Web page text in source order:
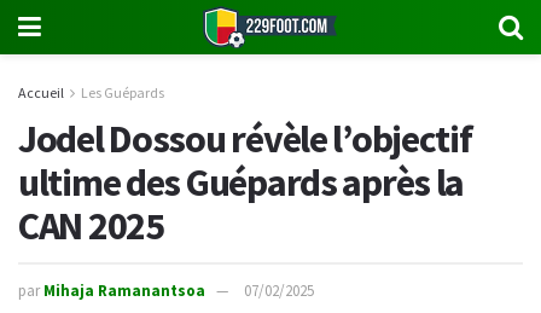
Accueil Les Guépards
Jodel Dossou révèle l’objectif
ultime des Guépards après la
CAN 2025
par Mihaja Ramanantsoa 07/02/2025